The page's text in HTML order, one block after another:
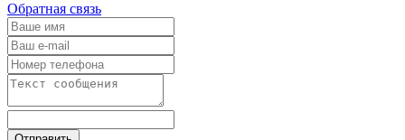
Обратная связь